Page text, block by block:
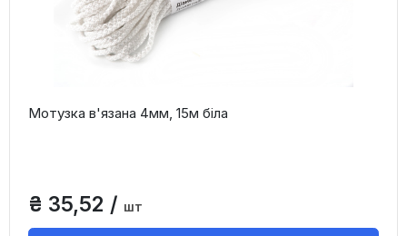
Мотузка в'язана 4мм, 15м біла
₴ 35,52 / шт